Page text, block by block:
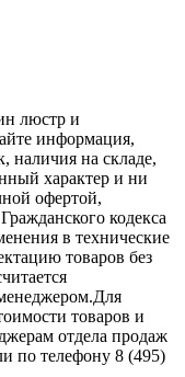
люстр и
информация,
наличия на складе,
характер и ни
офертой,
кодекса
в технические
товаров без
товаров и
отдела продаж
по телефону 8 (495)